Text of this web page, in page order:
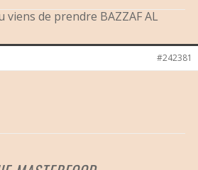
viens de prendre BAZZAF AL
#242381